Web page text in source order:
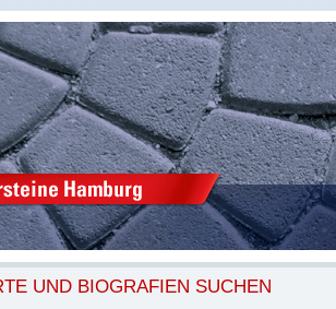
UND BIOGRAFIEN SUCHEN